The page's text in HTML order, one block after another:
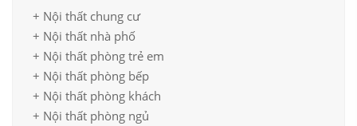
+ Nội thất chung cư
+ Nội thất nhà phố
+ Nội thất phòng trẻ em
+ Nội thất phòng bếp
+ Nội thất phòng khách
+ Nội thất phòng ngủ